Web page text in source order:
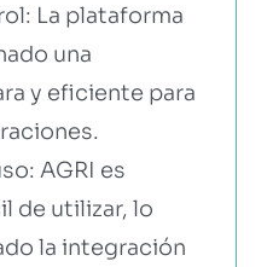
La plataforma
una
y eficiente para
AGRI es
de utilizar, lo
la integración